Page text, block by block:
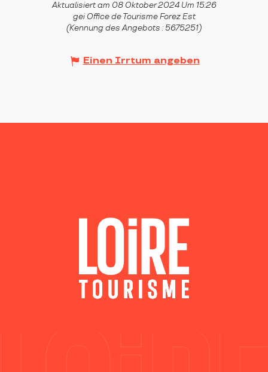
Aktualisiert am 08 Oktober 2024 Um 15:26
gei Office de Tourisme Forez Est
(Kennung des Angebots : 5675251)
Einen Irrtum angeben